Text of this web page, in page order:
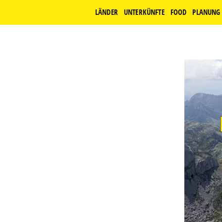
LÄNDER UNTERKÜNFTE FOOD PLANUNG